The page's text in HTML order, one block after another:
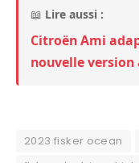
📖 Lire aussi :
Citroën Ami
nouvelle version
2023 fisker ocean